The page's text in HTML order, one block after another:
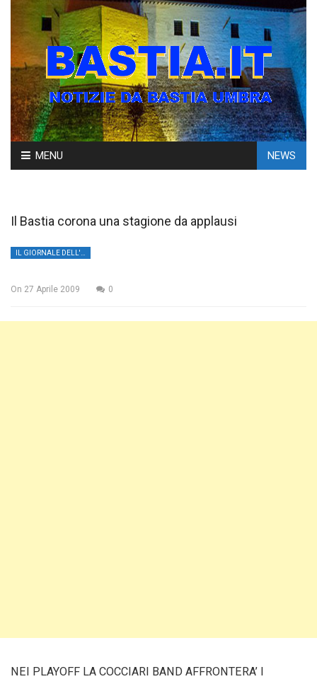
Skip
to
MENU NEWS
Il Bastia corona una stagione da applausi
On 27 Aprile 2009 0
NEI PLAYOFF LA COCCIARI BAND AFFRONTERA’ I